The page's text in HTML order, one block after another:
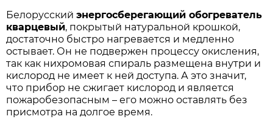
Белорусскийэнергосберегающий обогреватель
кварцевый, покрытый натуральной крошкой,
достаточно быстро нагревается и медленно
остывает. Он не подвержен процессу окисления,
так как нихромовая спираль размещена внутри и
кислород не имеет к ней доступа. А это значит,
что прибор не сжигает кислород и является
пожаробезопасным – его можно оставлять без
присмотра на долгое время.